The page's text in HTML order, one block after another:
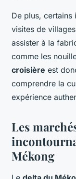
De plus, certains
visites de
assister à la
comme les
croisière est
comprendre la
expérience
Les
Mékong